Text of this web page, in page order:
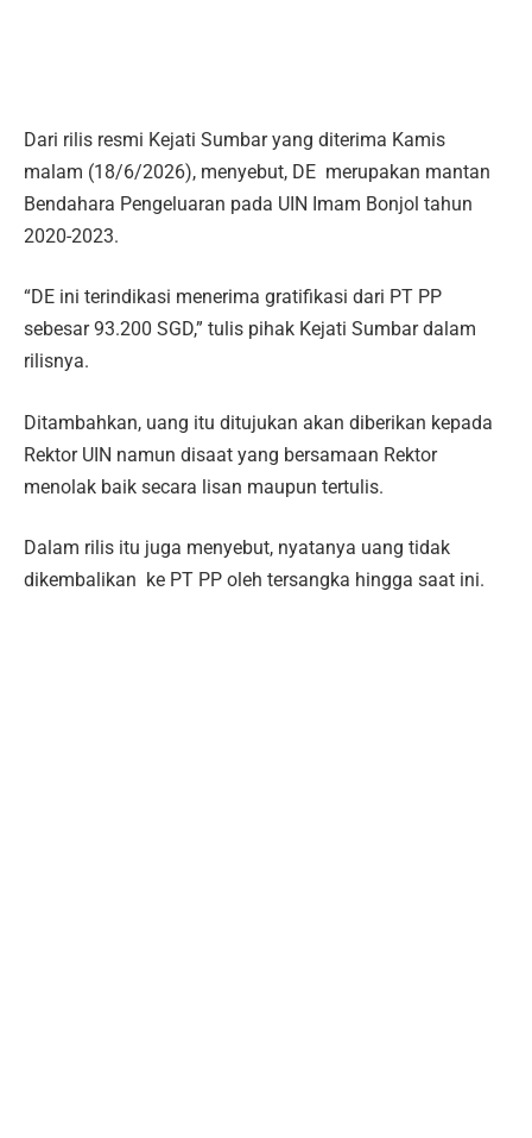
Dari rilis resmi Kejati Sumbar yang diterima Kamis
malam (18/6/2026), menyebut, DE merupakan mantan
Bendahara Pengeluaran pada UIN Imam Bonjol tahun
2020-2023.
“DE ini terindikasi menerima gratifikasi dari PT PP
sebesar 93.200 SGD,” tulis pihak Kejati Sumbar dalam
rilisnya.
Ditambahkan, uang itu ditujukan akan diberikan kepada
Rektor UIN namun disaat yang bersamaan Rektor
menolak baik secara lisan maupun tertulis.
Dalam rilis itu juga menyebut, nyatanya uang tidak
dikembalikan ke PT PP oleh tersangka hingga saat ini.